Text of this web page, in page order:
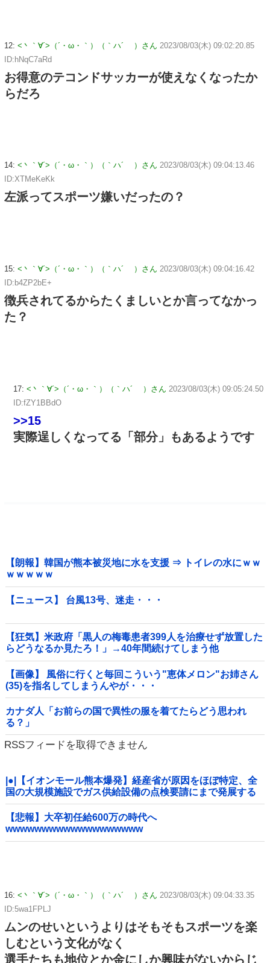
12: <丶｀∀´>（´・ω・｀）（｀ハ´ ）さん 2023/08/03(木) 09:02:20.85
ID:hNqC7aRd
お得意のテコンドサッカーが使えなくなったか
らだろ
14: <丶｀∀´>（´・ω・｀）（｀ハ´ ）さん 2023/08/03(木) 09:04:13.46
ID:XTMeKeKk
左派ってスポーツ嫌いだったの？
15: <丶｀∀´>（´・ω・｀）（｀ハ´ ）さん 2023/08/03(木) 09:04:16.42
ID:b4ZP2bE+
徴兵されてるからたくましいとか言ってなかっ
た？
17: <丶｀∀´>（´・ω・｀）（｀ハ´ ）さん 2023/08/03(木) 09:05:24.50
ID:fZY1BBdO
>>15
実際逞しくなってる「部分」もあるようです
【朗報】韓国が熊本被災地に水を支援 ⇒ トイレの水にｗｗ
ｗｗｗｗｗ
【ニュース】 台風13号、迷走・・・
【狂気】米政府「黒人の梅毒患者399人を治療せず放置した
らどうなるか見たろ！」→40年間続けてしまう他
【画像】 風俗に行くと毎回こういう"恵体メロン"お姉さん
(35)を指名してしまうんやが・・・
カナダ人「お前らの国で異性の服を着てたらどう思われ
る？」
RSSフィードを取得できません
|●|【イオンモール熊本爆発】経産省が原因をほぼ特定、全
国の大規模施設でガス供給設備の点検要請にまで発展する
事態に・・・【PICKUP】
【悲報】大卒初任給600万の時代へ
wwwwwwwwwwwwwwwwwww
16: <丶｀∀´>（´・ω・｀）（｀ハ´ ）さん 2023/08/03(木) 09:04:33.35
ID:5wa1FPLJ
ムンのせいというよりはそもそもスポーツを楽
しむという文化がなく
選手たちも地位とか金にしか興味がないからじ